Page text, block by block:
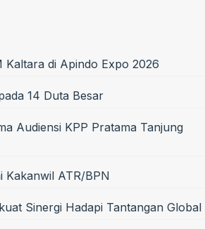
di Apindo Expo 2026
14 Duta Besar
Audiensi KPP Pratama Tanjung
Kakanwil ATR/BPN
Sinergi Hadapi Tantangan Global